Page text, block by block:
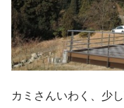
カミさんいわく、少